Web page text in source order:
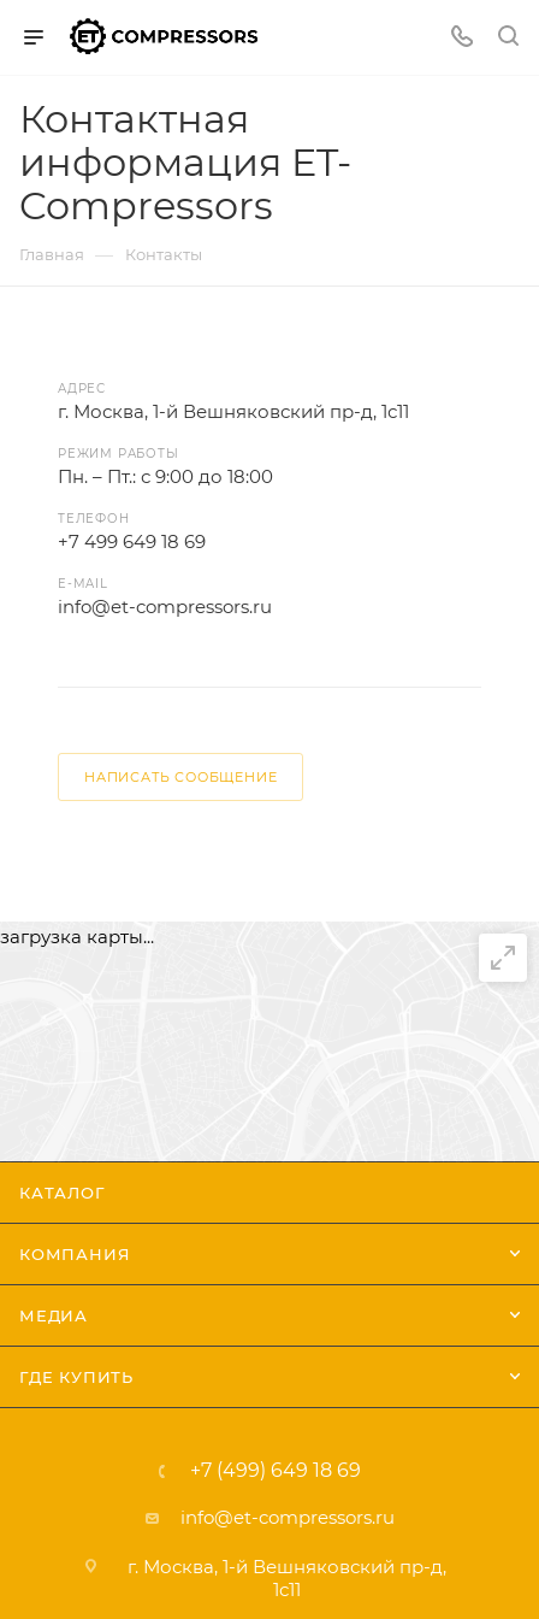
Контактная
информация ET-
Compressors
Главная — Контакты
АДРЕС
г. Москва, 1-й Вешняковский пр-д, 1с11
РЕЖИМ РАБОТЫ
Пн. – Пт.: с 9:00 до 18:00
ТЕЛЕФОН
+7 499 649 18 69
E-MAIL
info@et-compressors.ru
НАПИСАТЬ СООБЩЕНИЕ
загрузка карты...
КАТАЛОГ
КОМПАНИЯ
МЕДИА
ГДЕ КУПИТЬ
+7 (499) 649 18 69
info@et-compressors.ru
г. Москва, 1-й Вешняковский пр-д,
1с11